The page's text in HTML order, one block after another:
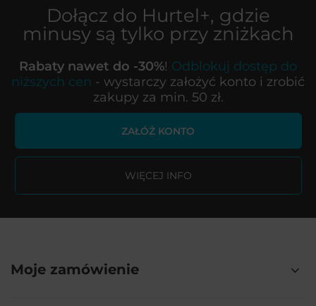
Dołącz do Hurtel+, gdzie
minusy są tylko przy zniżkach
Rabaty nawet do -30%! Odblokuj dostęp do
niższych cen - wystarczy założyć konto i zrobić
zakupy za min. 50 zł.
ZAŁÓŻ KONTO
WIĘCEJ INFO
Moje zamówienie